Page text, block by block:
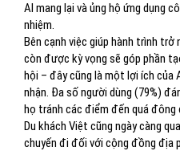
AI mang lại và ủng hộ ứng dụng
nhiệm.
Bên cạnh việc giúp hành trình trở
còn được kỳ vọng sẽ góp phần
hội – đây cũng là một lợi ích của
nhận. Đa số người dùng (79%)
họ tránh các điểm đến quá
Du khách Việt cũng ngày càng
chuyến đi đối với cộng đồng địa